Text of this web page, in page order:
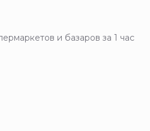
и базаров за 1 час